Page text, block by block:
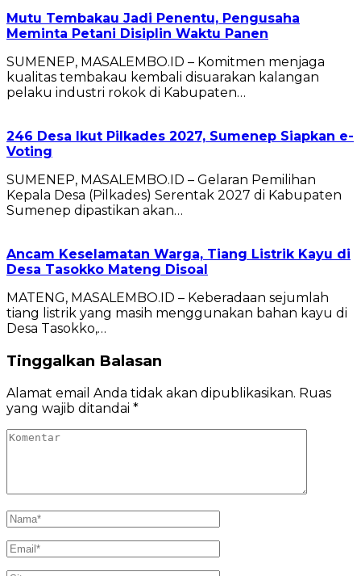
Mutu Tembakau Jadi Penentu, Pengusaha
Meminta Petani Disiplin Waktu Panen
SUMENEP, MASALEMBO.ID – Komitmen menjaga
kualitas tembakau kembali disuarakan kalangan
pelaku industri rokok di Kabupaten…
246 Desa Ikut Pilkades 2027, Sumenep Siapkan e-
Voting
SUMENEP, MASALEMBO.ID – Gelaran Pemilihan
Kepala Desa (Pilkades) Serentak 2027 di Kabupaten
Sumenep dipastikan akan…
Ancam Keselamatan Warga, Tiang Listrik Kayu di
Desa Tasokko Mateng Disoal
MATENG, MASALEMBO.ID – Keberadaan sejumlah
tiang listrik yang masih menggunakan bahan kayu di
Desa Tasokko,…
Tinggalkan Balasan
Alamat email Anda tidak akan dipublikasikan. Ruas
yang wajib ditandai *